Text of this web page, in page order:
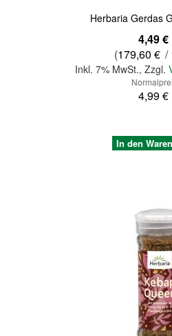
Herbaria Gerdas
4,49 €
(179,60 € /
Inkl. 7% MwSt., Zzgl.
4,99 €
In den